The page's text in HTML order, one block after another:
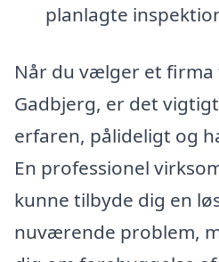
planlagte
Når du vælger et firma
Gadbjerg, er det
erfaren, pålideligt og
En professionel
kunne tilbyde dig en
nuværende problem,